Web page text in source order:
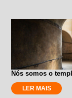
Nós somos o
LER MAIS